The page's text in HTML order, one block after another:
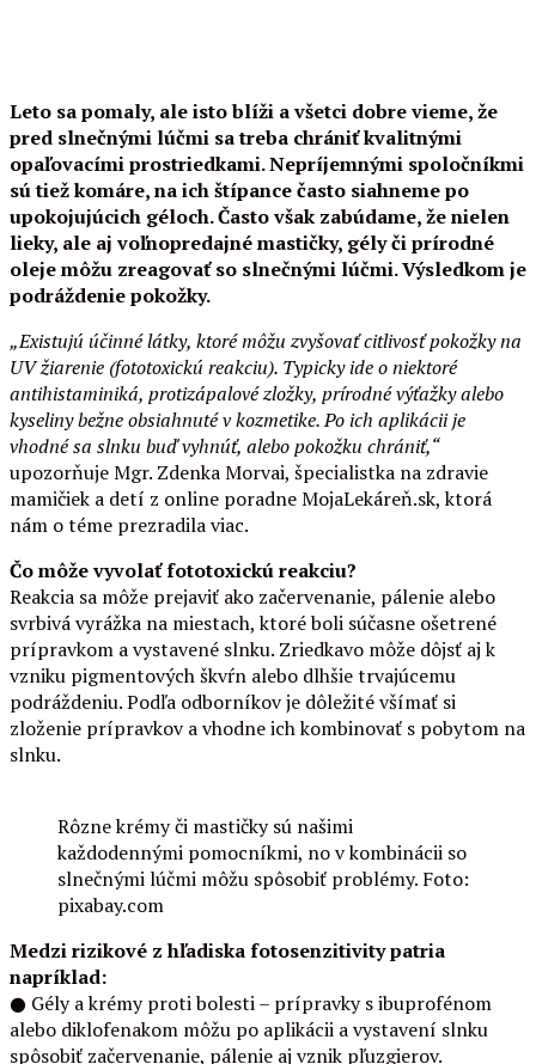
Leto sa pomaly, ale isto blíži a všetci dobre vieme, že
pred slnečnými lúčmi sa treba chrániť kvalitnými
opaľovacími prostriedkami. Nepríjemnými spoločníkmi
sú tiež komáre, na ich štípance často siahneme po
upokojujúcich géloch. Často však zabúdame, že nielen
lieky, ale aj voľnopredajné mastičky, gély či prírodné
oleje môžu zreagovať so slnečnými lúčmi. Výsledkom je
podráždenie pokožky.
„Existujú účinné látky, ktoré môžu zvyšovať citlivosť pokožky na
UV žiarenie (fototoxickú reakciu). Typicky ide o niektoré
antihistaminiká, protizápalové zložky, prírodné výťažky alebo
kyseliny bežne obsiahnuté v kozmetike. Po ich aplikácii je
vhodné sa slnku buď vyhnúť, alebo pokožku chrániť,“
upozorňuje Mgr. Zdenka Morvai, špecialistka na zdravie
mamičiek a detí z online poradne MojaLekáreň.sk, ktorá
nám o téme prezradila viac.
Čo môže vyvolať fototoxickú reakciu?
Reakcia sa môže prejaviť ako začervenanie, pálenie alebo
svrbivá vyrážka na miestach, ktoré boli súčasne ošetrené
prípravkom a vystavené slnku. Zriedkavo môže dôjsť aj k
vzniku pigmentových škvŕn alebo dlhšie trvajúcemu
podráždeniu. Podľa odborníkov je dôležité všímať si
zloženie prípravkov a vhodne ich kombinovať s pobytom na
slnku.
Rôzne krémy či mastičky sú našimi
každodennými pomocníkmi, no v kombinácii so
slnečnými lúčmi môžu spôsobiť problémy. Foto:
pixabay.com
Medzi rizikové z hľadiska fotosenzitivity patria
napríklad:
● Gély a krémy proti bolesti – prípravky s ibuprofénom
alebo diklofenakom môžu po aplikácii a vystavení slnku
spôsobiť začervenanie, pálenie aj vznik pľuzgierov.